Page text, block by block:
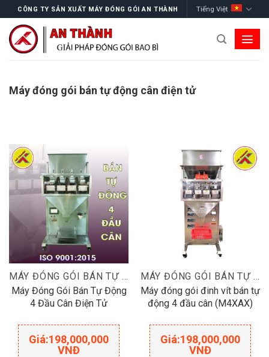
to
content
CÔNG TY SẢN XUẤT MÁY ĐÓNG GÓI AN THÀNH Tiếng Việt
Máy đóng gói bán tự động cân điện tử
MÁY ĐÓNG GÓI BÁN TỰ ĐỘNG
Máy Đóng Gói Bán Tự Động
4 Đầu Cân Điện Tử
Giá:198,000,000
VNĐ
MÁY ĐÓNG GÓI BÁN TỰ ĐỘNG
Máy đóng gói đinh vít bán tự
động 4 đầu cân (M4XAX)
Giá:198,000,000
VNĐ